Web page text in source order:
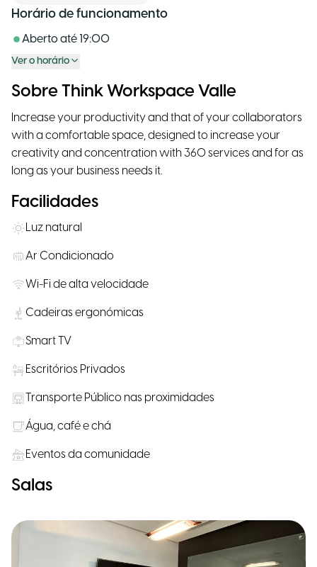
Horário de funcionamento
Aberto até 19:00
Ver o horário
Sobre Think Workspace Valle
Increase your productivity and that of your collaborators
with a comfortable space, designed to increase your
creativity and concentration with 360 services and for as
long as your business needs it.
Facilidades
Luz natural
Ar Condicionado
Wi-Fi de alta velocidade
Cadeiras ergonómicas
Smart TV
Escritórios Privados
Transporte Público nas proximidades
Água, café e chá
Eventos da comunidade
Salas